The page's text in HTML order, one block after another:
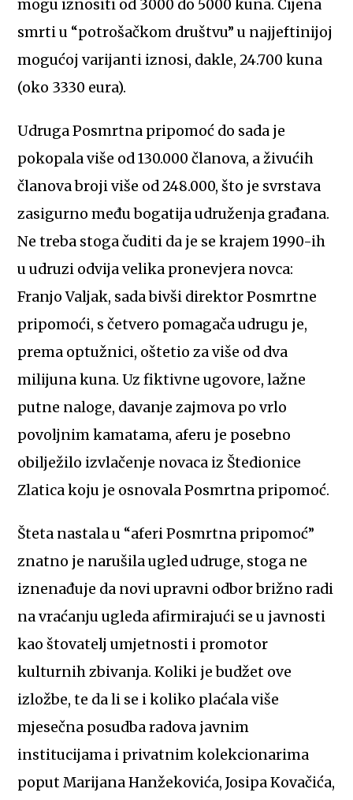
mogu iznositi od 3000 do 5000 kuna. Cijena
smrti u “potrošačkom društvu” u najjeftinijoj
mogućoj varijanti iznosi, dakle, 24.700 kuna
(oko 3330 eura).
Udruga Posmrtna pripomoć do sada je
pokopala više od 130.000 članova, a živućih
članova broji više od 248.000, što je svrstava
zasigurno među bogatija udruženja građana.
Ne treba stoga čuditi da je se krajem 1990-ih
u udruzi odvija velika pronevjera novca:
Franjo Valjak, sada bivši direktor Posmrtne
pripomoći, s četvero pomagača udrugu je,
prema optužnici, oštetio za više od dva
milijuna kuna. Uz fiktivne ugovore, lažne
putne naloge, davanje zajmova po vrlo
povoljnim kamatama, aferu je posebno
obilježilo izvlačenje novaca iz Štedionice
Zlatica koju je osnovala Posmrtna pripomoć.
Šteta nastala u “aferi Posmrtna pripomoć”
znatno je narušila ugled udruge, stoga ne
iznenađuje da novi upravni odbor brižno radi
na vraćanju ugleda afirmirajući se u javnosti
kao štovatelj umjetnosti i promotor
kulturnih zbivanja. Koliki je budžet ove
izložbe, te da li se i koliko plaćala više
mjesečna posudba radova javnim
institucijama i privatnim kolekcionarima
poput Marijana Hanžekovića, Josipa Kovačića,